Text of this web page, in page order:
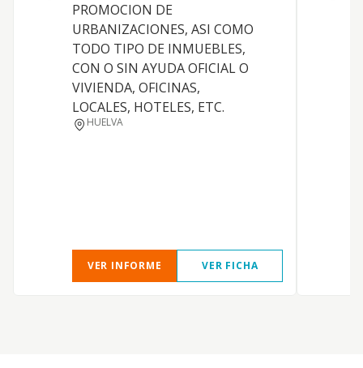
PROMOCION DE
URBANIZACIONES, ASI COMO
TODO TIPO DE INMUEBLES,
CON O SIN AYUDA OFICIAL O
VIVIENDA, OFICINAS,
LOCALES, HOTELES, ETC.
HUELVA
VER INFORME VER FICHA